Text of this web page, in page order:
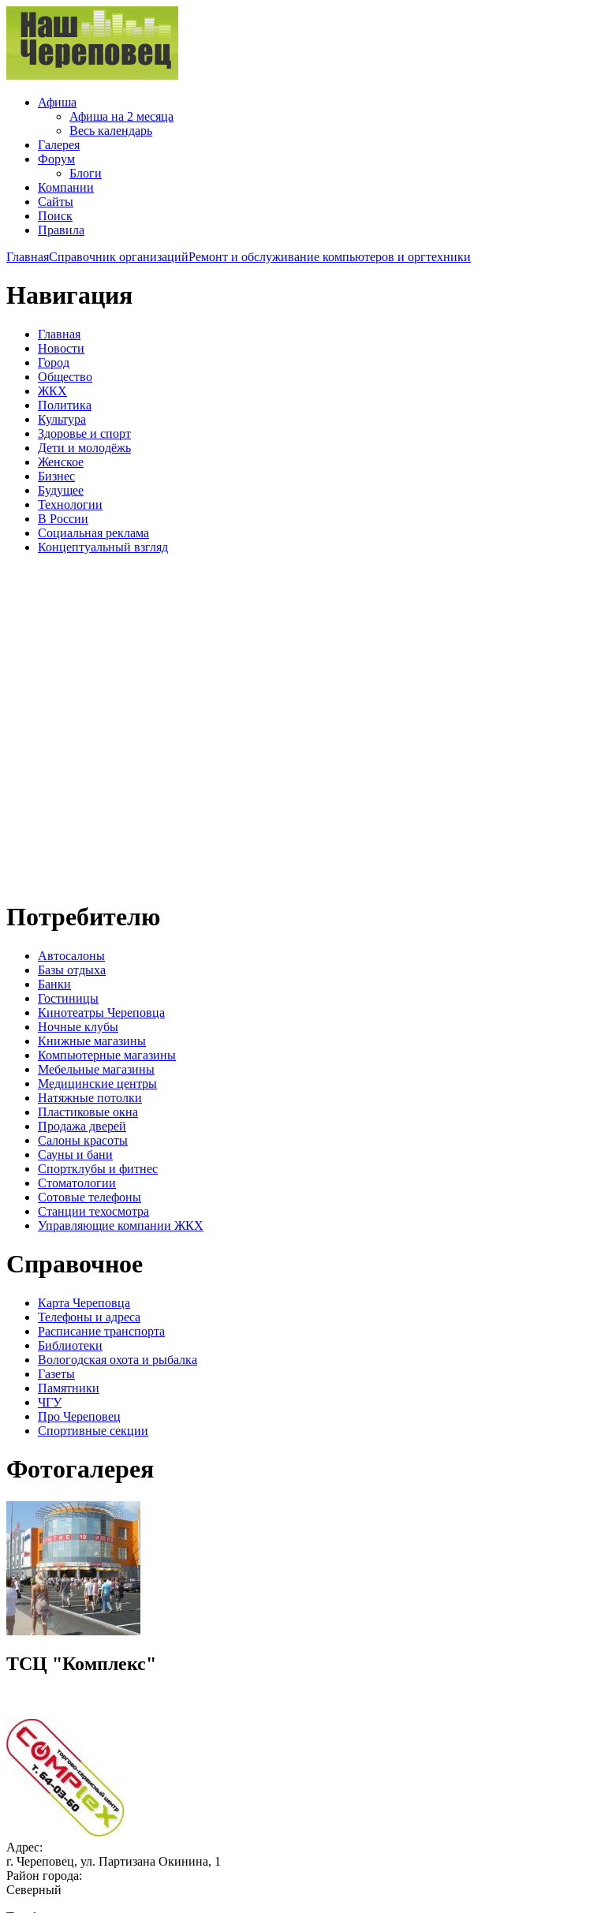
Афиша
Афиша на 2 месяца
Весь календарь
Галерея
Форум
Блоги
Компании
Сайты
Поиск
Правила
ГлавнаяСправочник организацийРемонт и обслуживание компьютеров и оргтехники
Навигация
Главная
Новости
Город
Общество
ЖКХ
Политика
Культура
Здоровье и спорт
Дети и молодёжь
Женское
Бизнес
Будущее
Технологии
В России
Социальная реклама
Концептуальный взгляд
Потребителю
Автосалоны
Базы отдыха
Банки
Гостиницы
Кинотеатры Череповца
Ночные клубы
Книжные магазины
Компьютерные магазины
Мебельные магазины
Медицинские центры
Натяжные потолки
Пластиковые окна
Продажа дверей
Салоны красоты
Сауны и бани
Спортклубы и фитнес
Стоматологии
Сотовые телефоны
Станции техосмотра
Управляющие компании ЖКХ
Справочное
Карта Череповца
Телефоны и адреса
Расписание транспорта
Библиотеки
Вологодская охота и рыбалка
Газеты
Памятники
ЧГУ
Про Череповец
Спортивные секции
Фотогалерея
ТСЦ "Комплекс"
Адрес:
г. Череповец, ул. Партизана Окинина, 1
Район города:
Северный